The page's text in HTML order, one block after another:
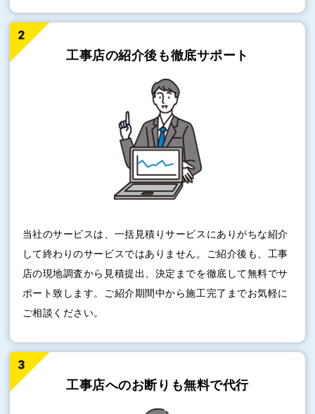
工事店の紹介後も徹底サポート
当社のサービスは、一括見積りサービスにありがちな紹介
して終わりのサービスではありません。ご紹介後も、工事
店の現地調査から見積提出、決定までを徹底して無料でサ
ポート致します。ご紹介期間中から施工完了までお気軽に
ご相談ください。
工事店へのお断りも無料で代行